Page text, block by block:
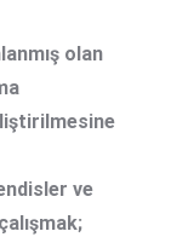
olan
ve